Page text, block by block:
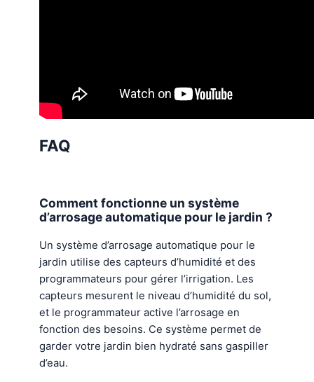
FAQ
Comment fonctionne un système
d’arrosage automatique pour le jardin ?
Un système d’arrosage automatique pour le
jardin utilise des capteurs d’humidité et des
programmateurs pour gérer l’irrigation. Les
capteurs mesurent le niveau d’humidité du sol,
et le programmateur active l’arrosage en
fonction des besoins. Ce système permet de
garder votre jardin bien hydraté sans gaspiller
d’eau.